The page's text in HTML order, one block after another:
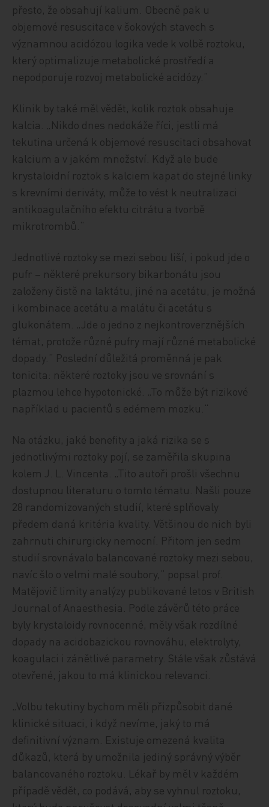
přesto, že obsahují kalium. Obecně pak u
objemové resuscitace v šokových stavech s
významnou acidózou logika vede k volbě roztoku,
který optimalizuje metabolické prostředí a
nepodporuje rozvoj metabolické acidózy.“
Klinik by také měl vědět, kolik roztok obsahuje
kalcia. „Nikdo dnes nedokáže říci, jestli má
tekutina určená k objemové resuscitaci obsahovat
kalcium a v jakém množství. Když ale bude
krystaloidní roztok s kalciem kapat do stejné linky
s krevními deriváty, může to vést k neutralizaci
antikoagulačního efektu citrátu a tvorbě
mikrotrombů.“
Jednotlivé roztoky se mezi sebou liší, i pokud jde o
pufr – některé prekursory bikarbonátu jsou
založeny čistě na laktátu, jiné na acetátu, je možná
i kombinace acetátu a malátu či acetátu s
glukonátem. „Jde o jedno z nejkontroverznějších
témat, protože různé pufry mají různé metabolické
dopady.“ Poslední důležitá proměnná je pak
tonicita: některé roztoky jsou ve srovnání s
plazmou lehce hypotonické. „To může být rizikové
například u pacientů s edémem mozku.“
Na otázku, jaké benefity a jaká rizika se s
jednotlivými roztoky pojí, se zaměřila skupina
kolem J. L. Vincenta. „Tito autoři prošli všechnu
dostupnou literaturu o tomto tématu. Našli pouze
28 randomizovaných studií, které splňovaly
předem daná kritéria kvality. Většinou do nich byli
zahrnuti chirurgicky nemocní. Přitom jen sedm
studií srovnávalo balancované roztoky mezi sebou,
navíc šlo o velmi malé soubory,“ popsal prof.
Matějovič limity analýzy publikované letos v British
Journal of Anaesthesia. Podle závěrů této práce
byly krystaloidy rovnocenné, měly však rozdílné
dopady na acidobazickou rovnováhu, elektrolyty,
koagulaci i zánětlivé parametry. Stále však zůstává
otevřené, jakou to má klinickou relevanci.
„Volbu tekutiny bychom měli přizpůsobit dané
klinické situaci, i když nevíme, jaký to má
definitivní význam. Existuje omezená kvalita
důkazů, která by umožnila jediný správný výběr
balancovaného roztoku. Lékař by měl v každém
případě vědět, co podává, aby se vyhnul roztoku,